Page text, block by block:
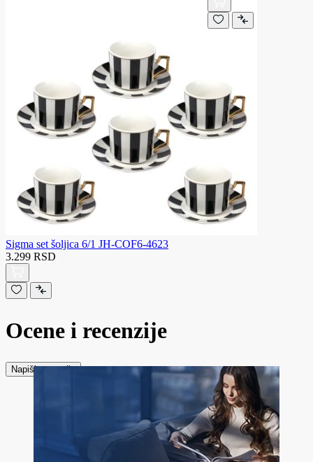
Sigma set šoljica 6/1 JH-COF6-4623
3.299 RSD
Ocene i recenzije
Napiši recenziju